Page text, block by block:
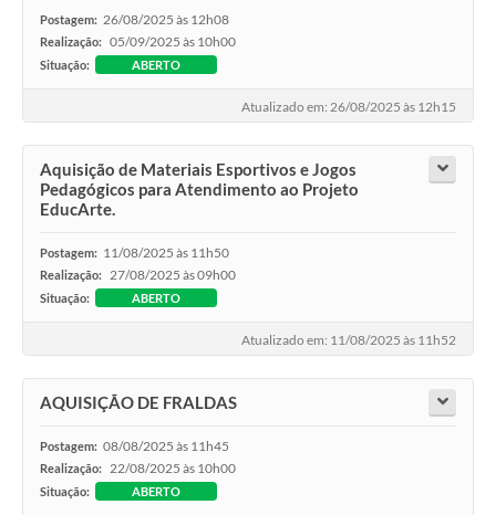
Postagem: 26/08/2025 às 12h08
Realização: 05/09/2025 às 10h00
Situação: ABERTO
Atualizado em: 26/08/2025 às 12h15
Aquisição de Materiais Esportivos e Jogos
Pedagógicos para Atendimento ao Projeto
EducArte.
Postagem: 11/08/2025 às 11h50
Realização: 27/08/2025 às 09h00
Situação: ABERTO
Atualizado em: 11/08/2025 às 11h52
AQUISIÇÃO DE FRALDAS
Postagem: 08/08/2025 às 11h45
Realização: 22/08/2025 às 10h00
Situação: ABERTO